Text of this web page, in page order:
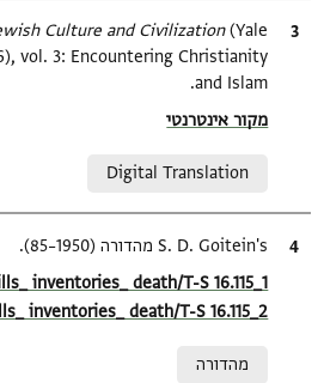
ציטוט Culture and Civilization(Yale
vol. 3: Encountering Christianity
and Islam.
Location in source
מקור אינטרנטי
Digital Translation
ציטוט
S. D. Goitein's מהדורה (1950–85).
Location in source
inventories_ death/T-S 16.115_1
inventories_ death/T-S 16.115_2
מהדורה